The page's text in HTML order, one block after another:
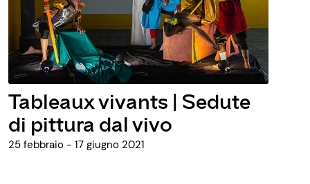
Tableaux vivants | Sedute
di pittura dal vivo
25 febbraio - 17 giugno 2021